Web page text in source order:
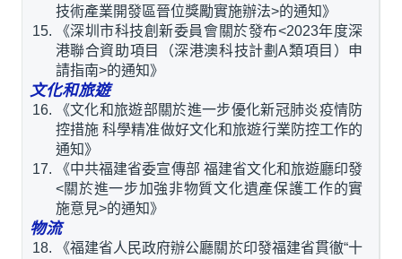
技術產業開發區晉位獎勵實施辦法>的通知》
《深圳市科技創新委員會關於發布<2023年度深
港聯合資助項目（深港澳科技計劃A類項目）申
請指南>的通知》
文化和旅遊
《文化和旅遊部關於進一步優化新冠肺炎疫情防
控措施 科學精准做好文化和旅遊行業防控工作的
通知》
《中共福建省委宣傳部 福建省文化和旅遊廳印發
<關於進一步加強非物質文化遺產保護工作的實
施意見>的通知》
物流
《福建省人民政府辦公廳關於印發福建省貫徹“十